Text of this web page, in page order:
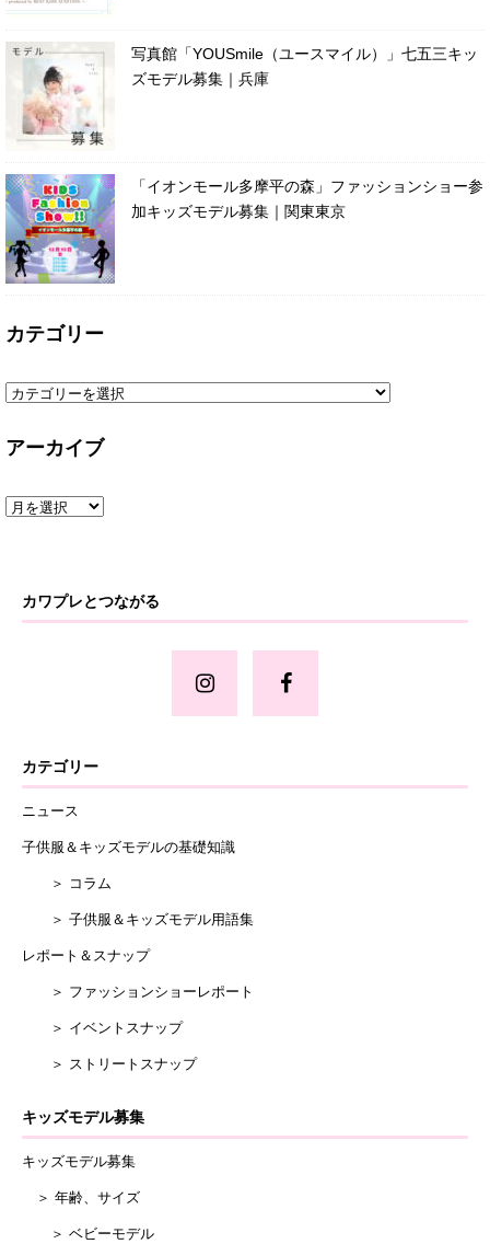
写真館「YOUSmile（ユースマイル）」七五三キッ
ズモデル募集｜兵庫
「イオンモール多摩平の森」ファッションショー参
加キッズモデル募集｜関東東京
カテゴリー
アーカイブ
カワプレとつながる
カテゴリー
ニュース
子供服＆キッズモデルの基礎知識
＞ コラム
＞ 子供服＆キッズモデル用語集
レポート＆スナップ
＞ ファッションショーレポート
＞ イベントスナップ
＞ ストリートスナップ
キッズモデル募集
キッズモデル募集
＞ 年齢、サイズ
＞ ベビーモデル